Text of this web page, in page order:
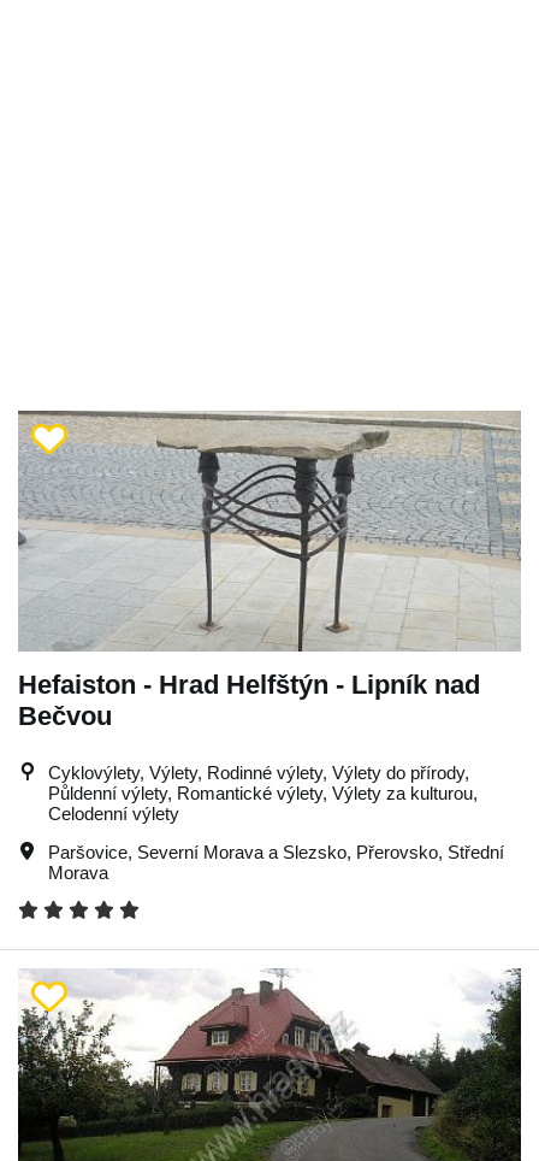
Hefaiston - Hrad Helfštýn - Lipník nad
Bečvou
Cyklovýlety, Výlety, Rodinné výlety, Výlety do přírody,
Půldenní výlety, Romantické výlety, Výlety za kulturou,
Celodenní výlety
Paršovice, Severní Morava a Slezsko, Přerovsko, Střední
Morava